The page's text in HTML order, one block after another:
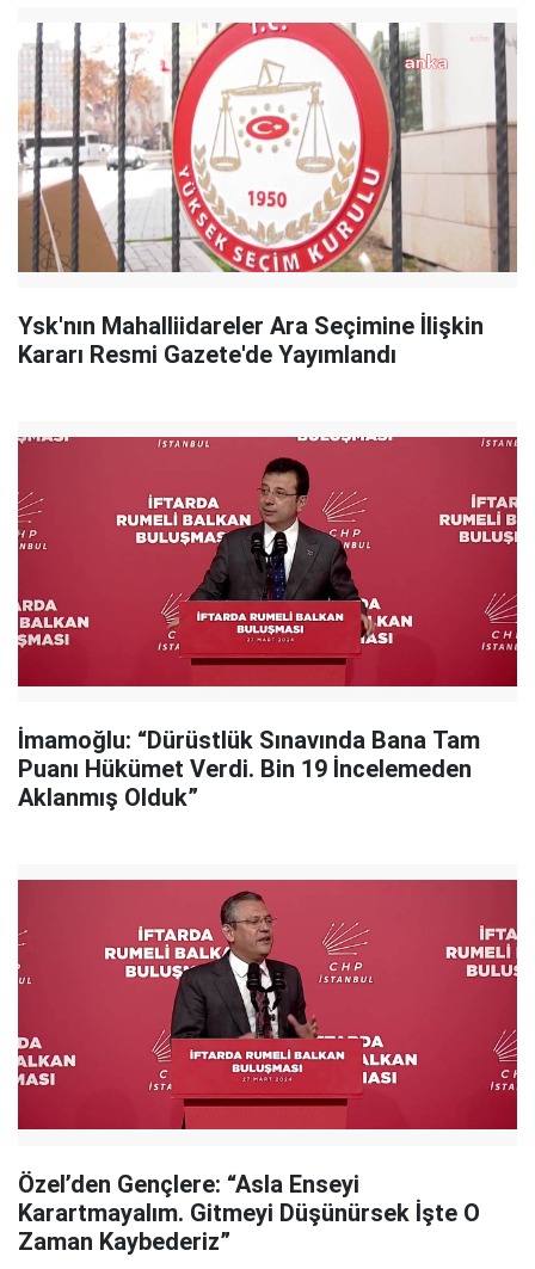
Ysk'nın Mahalliidareler Ara Seçimine İlişkin
Kararı Resmi Gazete'de Yayımlandı
İmamoğlu: “Dürüstlük Sınavında Bana Tam
Puanı Hükümet Verdi. Bin 19 İncelemeden
Aklanmış Olduk”
Özel’den Gençlere: “Asla Enseyi
Karartmayalım. Gitmeyi Düşünürsek İşte O
Zaman Kaybederiz”